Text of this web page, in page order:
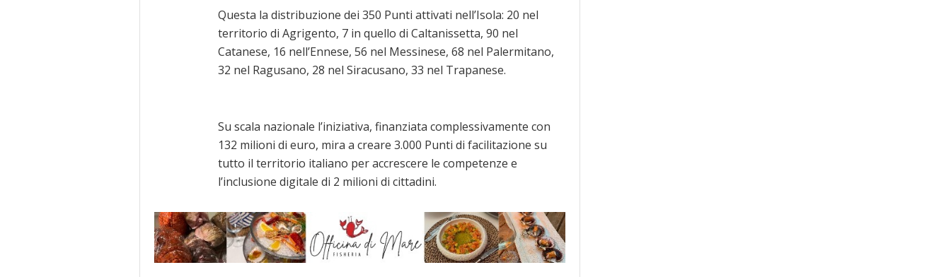
Questa la distribuzione dei 350 Punti attivati nell’Isola: 20 nel
territorio di Agrigento, 7 in quello di Caltanissetta, 90 nel
Catanese, 16 nell’Ennese, 56 nel Messinese, 68 nel Palermitano,
32 nel Ragusano, 28 nel Siracusano, 33 nel Trapanese.
Su scala nazionale l’iniziativa, finanziata complessivamente con
132 milioni di euro, mira a creare 3.000 Punti di facilitazione su
tutto il territorio italiano per accrescere le competenze e
l’inclusione digitale di 2 milioni di cittadini.